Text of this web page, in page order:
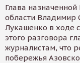
Глава
области Владимир
Лукашенко в ходе
этого разговора
журналистам, что
побережья